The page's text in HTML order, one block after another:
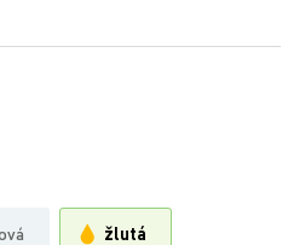
žlutá